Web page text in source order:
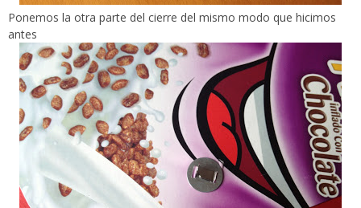
Ponemos la otra parte del cierre del mismo modo que hicimos
antes